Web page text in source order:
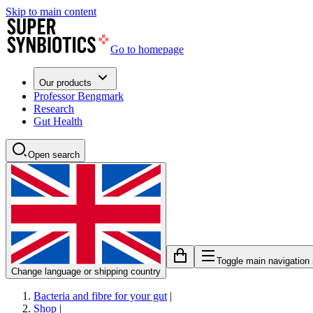
Skip to main content
Go to homepage
Our products
Professor Bengmark
Research
Gut Health
Open search
Change language or shipping country
Toggle main navigation
Bacteria and fibre for your gut |
Shop |